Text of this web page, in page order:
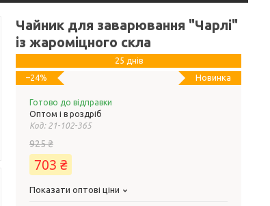
Чайник для заварювання "Чарлі"
із жароміцного скла
Новинка
25 днів
–24%
Готово до відправки
Оптом і в роздріб
Код: 21-102-365
925 ₴
703 ₴
Показати оптові ціни